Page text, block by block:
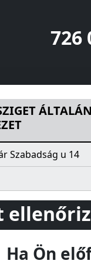
726
FOGYASZTÁSI ÉS
Szabadság u 14
Ha Ön